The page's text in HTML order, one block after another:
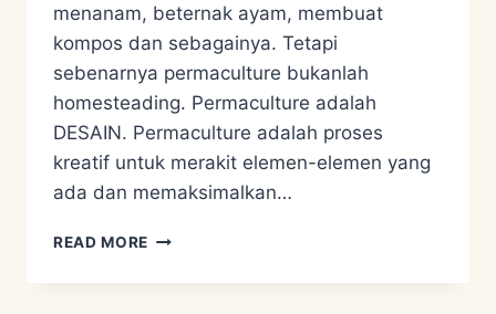
menanam, beternak ayam, membuat
kompos dan sebagainya. Tetapi
sebenarnya permaculture bukanlah
homesteading. Permaculture adalah
DESAIN. Permaculture adalah proses
kreatif untuk merakit elemen-elemen yang
ada dan memaksimalkan…
READ MORE MISKONSEPSI
NOMER